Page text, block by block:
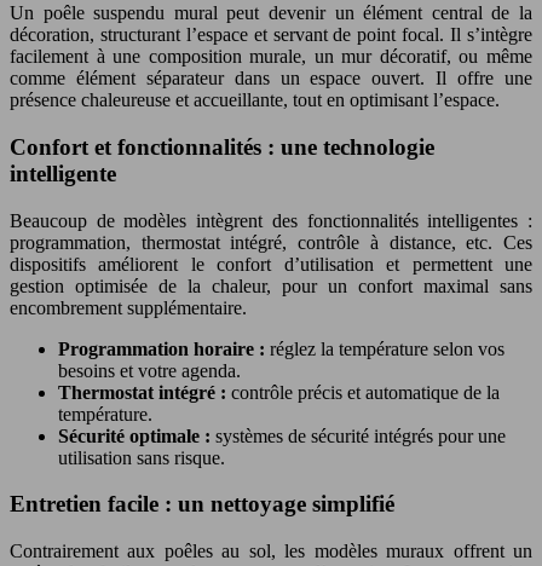
Un poêle suspendu mural peut devenir un élément central de la
décoration, structurant l’espace et servant de point focal. Il s’intègre
facilement à une composition murale, un mur décoratif, ou même
comme élément séparateur dans un espace ouvert. Il offre une
présence chaleureuse et accueillante, tout en optimisant l’espace.
Confort et fonctionnalités : une technologie
intelligente
Beaucoup de modèles intègrent des fonctionnalités intelligentes :
programmation, thermostat intégré, contrôle à distance, etc. Ces
dispositifs améliorent le confort d’utilisation et permettent une
gestion optimisée de la chaleur, pour un confort maximal sans
encombrement supplémentaire.
Programmation horaire : réglez la température selon vos
besoins et votre agenda.
Thermostat intégré : contrôle précis et automatique de la
température.
Sécurité optimale : systèmes de sécurité intégrés pour une
utilisation sans risque.
Entretien facile : un nettoyage simplifié
Contrairement aux poêles au sol, les modèles muraux offrent un